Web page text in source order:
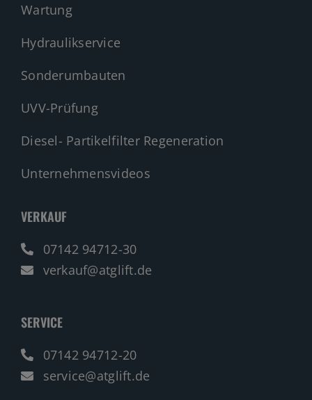
Wartung
Hydraulikservice
Sonderumbauten
UVV-Prüfung
Diesel- Partikelfilter Regeneration
Unternehmensvideos
VERKAUF
07142 94712-30
verkauf@atglift.de
SERVICE
07142 94712-20
service@atglift.de